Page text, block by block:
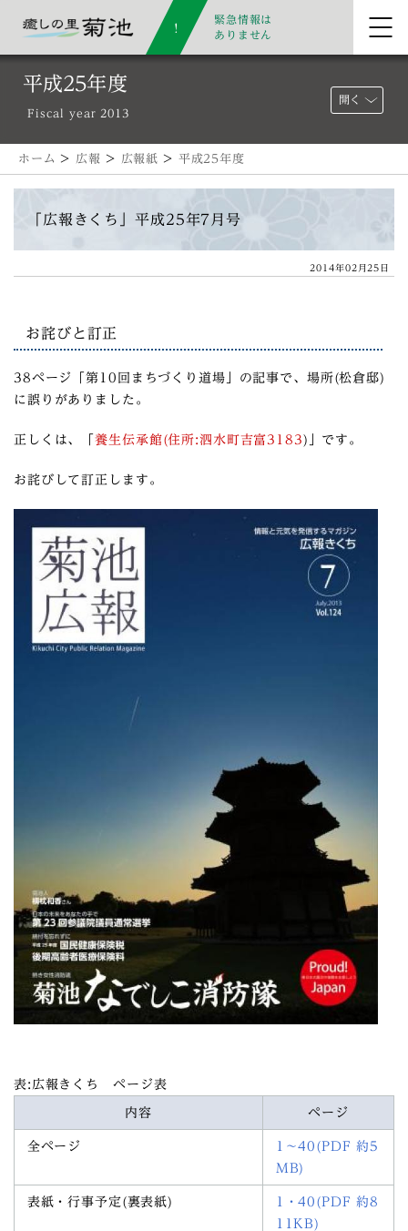
緊急情報は
ありません
平成25年度
Fiscal year 2013
開く
ホーム > 広報 > 広報紙 > 平成25年度
「広報きくち」平成25年7月号
2014年02月25日
お詫びと訂正
38ページ「第10回まちづくり道場」の記事で、場所(松倉邸)
に誤りがありました。
正しくは、「養生伝承館(住所:泗水町吉富3183)」です。
お詫びして訂正します。
表:広報きくち ページ表
内容 ページ
全ページ
1～40(PDF 約5
MB)
表紙・行事予定(裏表紙)
1・40(PDF 約8
11KB)